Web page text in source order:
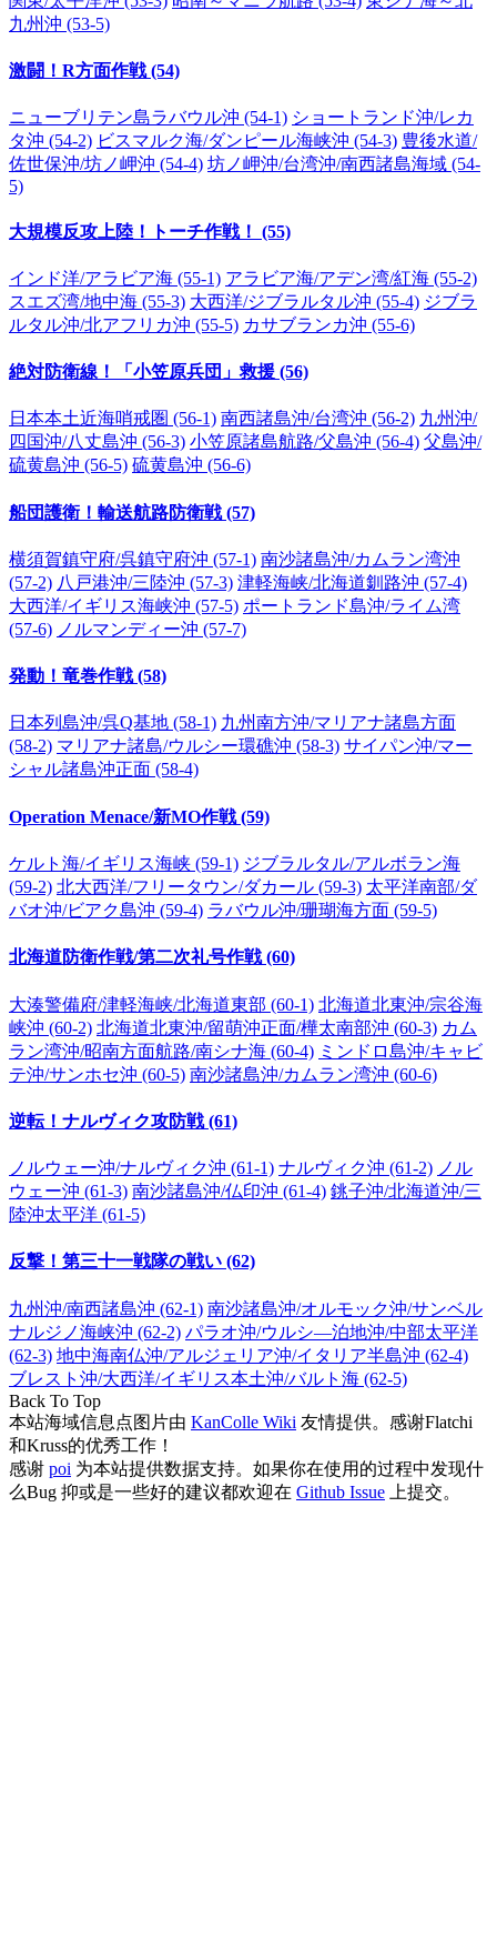
九州沖 (53-5)
激闘！R方面作戦 (54)
ニューブリテン島ラバウル沖 (54-1) ショートランド沖/レカ
タ沖 (54-2) ビスマルク海/ダンピール海峡沖 (54-3) 豊後水道/
佐世保沖/坊ノ岬沖 (54-4) 坊ノ岬沖/台湾沖/南西諸島海域 (54-
5)
大規模反攻上陸！トーチ作戦！ (55)
インド洋/アラビア海 (55-1) アラビア海/アデン湾/紅海 (55-2)
スエズ湾/地中海 (55-3) 大西洋/ジブラルタル沖 (55-4) ジブラ
ルタル沖/北アフリカ沖 (55-5) カサブランカ沖 (55-6)
絶対防衛線！「小笠原兵団」救援 (56)
日本本土近海哨戒圏 (56-1) 南西諸島沖/台湾沖 (56-2) 九州沖/
四国沖/八丈島沖 (56-3) 小笠原諸島航路/父島沖 (56-4) 父島沖/
硫黄島沖 (56-5) 硫黄島沖 (56-6)
船団護衛！輸送航路防衛戦 (57)
横須賀鎮守府/呉鎮守府沖 (57-1) 南沙諸島沖/カムラン湾沖
(57-2) 八戸港沖/三陸沖 (57-3) 津軽海峡/北海道釧路沖 (57-4)
大西洋/イギリス海峡沖 (57-5) ポートランド島沖/ライム湾
(57-6) ノルマンディー沖 (57-7)
発動！竜巻作戦 (58)
日本列島沖/呉Q基地 (58-1) 九州南方沖/マリアナ諸島方面
(58-2) マリアナ諸島/ウルシー環礁沖 (58-3) サイパン沖/マー
シャル諸島沖正面 (58-4)
Operation Menace/新MO作戦 (59)
ケルト海/イギリス海峡 (59-1) ジブラルタル/アルボラン海
(59-2) 北大西洋/フリータウン/ダカール (59-3) 太平洋南部/ダ
バオ沖/ビアク島沖 (59-4) ラバウル沖/珊瑚海方面 (59-5)
北海道防衛作戦/第二次礼号作戦 (60)
大湊警備府/津軽海峡/北海道東部 (60-1) 北海道北東沖/宗谷海
峡沖 (60-2) 北海道北東沖/留萌沖正面/樺太南部沖 (60-3) カム
ラン湾沖/昭南方面航路/南シナ海 (60-4) ミンドロ島沖/キャビ
テ沖/サンホセ沖 (60-5) 南沙諸島沖/カムラン湾沖 (60-6)
逆転！ナルヴィク攻防戦 (61)
ノルウェー沖/ナルヴィク沖 (61-1) ナルヴィク沖 (61-2) ノル
ウェー沖 (61-3) 南沙諸島沖/仏印沖 (61-4) 銚子沖/北海道沖/三
陸沖太平洋 (61-5)
反撃！第三十一戦隊の戦い (62)
九州沖/南西諸島沖 (62-1) 南沙諸島沖/オルモック沖/サンベル
ナルジノ海峡沖 (62-2) パラオ沖/ウルシ―泊地沖/中部太平洋
(62-3) 地中海南仏沖/アルジェリア沖/イタリア半島沖 (62-4)
ブレスト沖/大西洋/イギリス本土沖/バルト海 (62-5)
Back To Top
本站海域信息点图片由 KanColle Wiki 友情提供。感谢Flatchi
和Kruss的优秀工作！
感谢 poi 为本站提供数据支持。如果你在使用的过程中发现什
么Bug 抑或是一些好的建议都欢迎在 Github Issue 上提交。